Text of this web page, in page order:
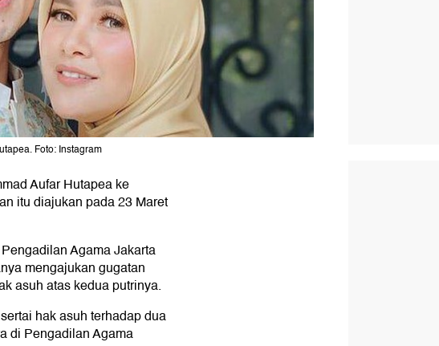
Foto: Instagram
Aufar Hutapea ke
itu diajukan pada 23 Maret
Agama Jakarta
mengajukan gugatan
asuh atas kedua putrinya.
hak asuh terhadap dua
di Pengadilan Agama